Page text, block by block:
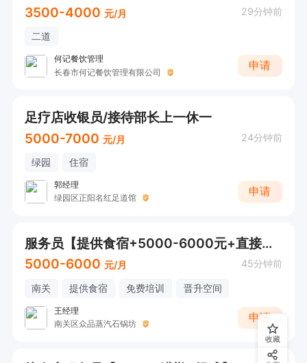
3500-4000 元/月 29分钟前
二道
何记餐饮管理
长春市何记餐饮管理有限公司
申请
足疗店收银员/接待部长上一休一
5000-7000 元/月 24分钟前
绿园 住宿
郭经理
绿园区正阳名红足道馆
申请
服务员【提供食宿+5000-6000元+直接电话沟通】
5000-6000 元/月 45分钟前
南关 提供食宿 免费培训 晋升空间
王经理
南关区众品蒸汽石锅坊
申请
收藏